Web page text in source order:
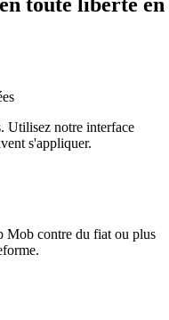
Utilisez notre interface
s'appliquer.
Mob contre du fiat ou plus